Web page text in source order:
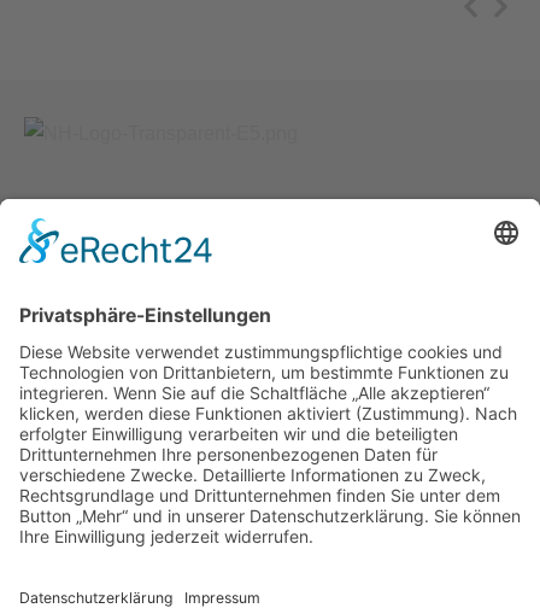
Kontakt
Nikolas Hönig
Illustration und Grafik-Design
Käferbeinstraße 21
55270 Essenheim
E-Mail:info@hoenig-grafik.de
Internet: www.hoenig-grafik.de